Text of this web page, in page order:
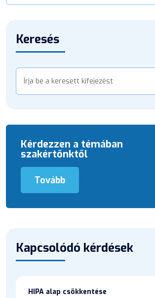
Keresés
Kérdezzen a témában
szakértőnktől
Tovább
Kapcsolódó kérdések
HIPA alap csökkentése